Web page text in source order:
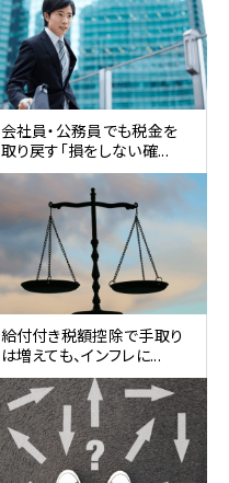
会社員・公務員でも税金を
取り戻す「損をしない確...
給付付き税額控除で手取り
は増えても、インフレに...